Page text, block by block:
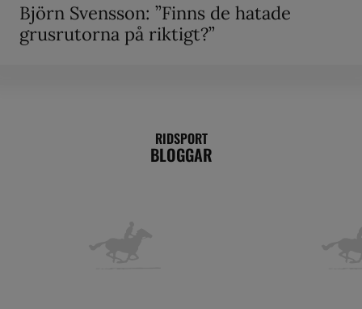
Björn Svensson: ”Finns de hatade
grusrutorna på riktigt?”
RIDSPORT
BLOGGAR